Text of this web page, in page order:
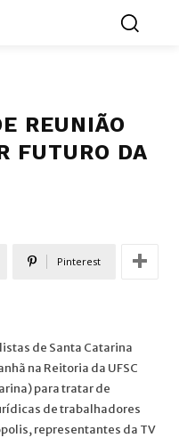
REUNIÃO
FUTURO DA
Pinterest
de Santa Catarina
na Reitoria da UFSC
para tratar de
de trabalhadores
representantes da TV